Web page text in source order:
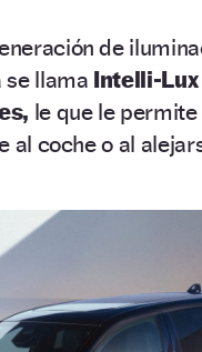
de
se llama Intelli-
le que le
al coche o al